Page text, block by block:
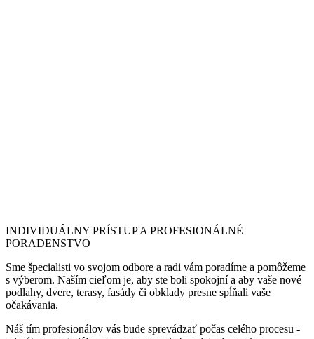
INDIVIDUÁLNY PRÍSTUP A PROFESIONÁLNÉ
PORADENSTVO
Sme špecialisti vo svojom odbore a radi vám poradíme a pomôžeme
s výberom. Naším cieľom je, aby ste boli spokojní a aby vaše nové
podlahy, dvere, terasy, fasády či obklady presne spĺňali vaše
očakávania.
Náš tím profesionálov vás bude sprevádzať počas celého procesu -